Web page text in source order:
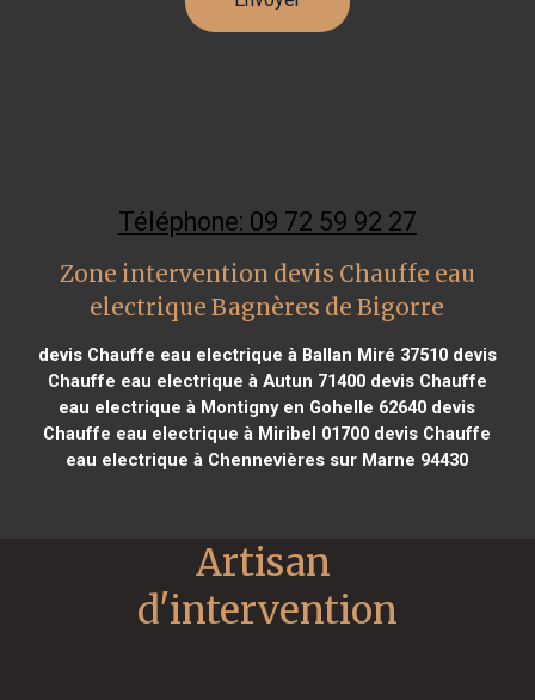
Téléphone: 09 72 59 92 27
Zone intervention devis Chauffe eau
electrique Bagnères de Bigorre
devis Chauffe eau electrique à Ballan Miré 37510devis
Chauffe eau electrique à Autun 71400devis Chauffe
eau electrique à Montigny en Gohelle 62640 devis
Chauffe eau electrique à Miribel 01700 devis Chauffe
eau electrique à Chennevières sur Marne 94430
Artisan
d'intervention